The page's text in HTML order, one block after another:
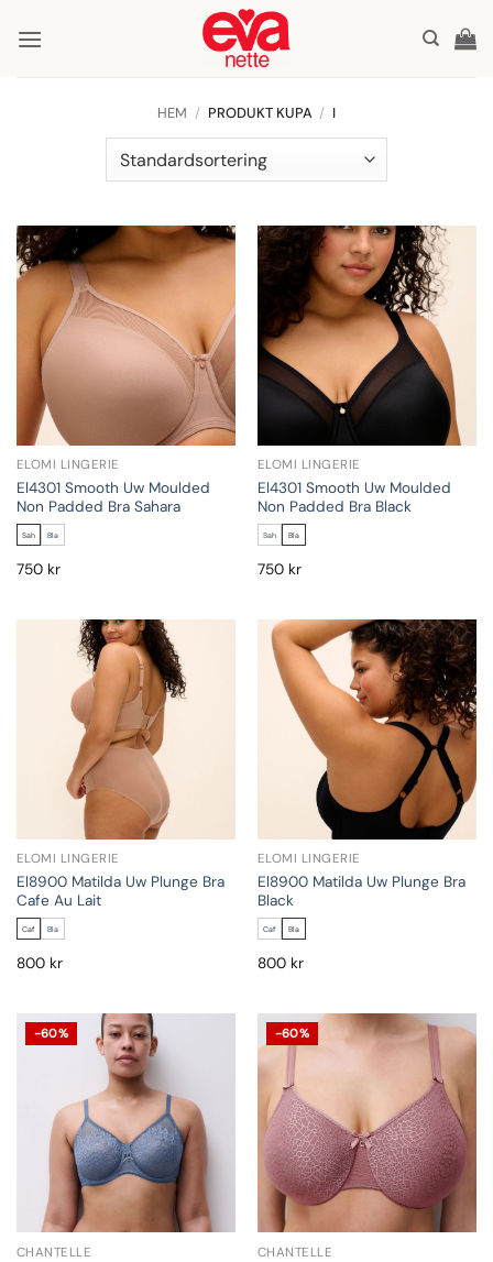
HEM / PRODUKT KUPA / I
ELOMI LINGERIE
El4301 Smooth Uw Moulded
Non Padded Bra Sahara
Sah Bla
750 kr
ELOMI LINGERIE
El4301 Smooth Uw Moulded
Non Padded Bra Black
Sah Bla
750 kr
ELOMI LINGERIE
El8900 Matilda Uw Plunge Bra
Cafe Au Lait
Caf Bla
800 kr
ELOMI LINGERIE
El8900 Matilda Uw Plunge Bra
Black
Caf Bla
800 kr
-60%
CHANTELLE
-60%
CHANTELLE